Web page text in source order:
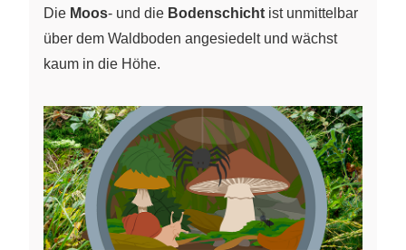
Die Moos- und die Bodenschicht ist unmittelbar
über dem Waldboden angesiedelt und wächst
kaum in die Höhe.